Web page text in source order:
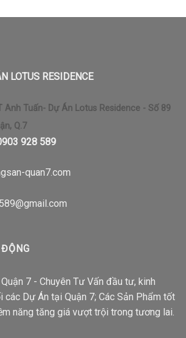
LOTUS RESIDENCE
Anh Tuấn- Dự Án Lotus Residence - Số 89
Q.7
928 589
quan7.com
7 - Chuyên Tư Vấn đầu tư, kinh
các Dự Án tại Quận 7; Các Sản Phẩm tốt
năng tăng giá vượt trội trong tương lai.